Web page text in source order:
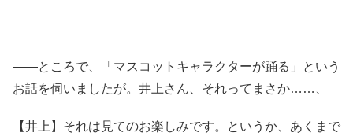
――ところで、「マスコットキャラクターが踊る」という
お話を伺いましたが。井上さん、それってまさか……、
【井上】それは見てのお楽しみです。というか、あくまで